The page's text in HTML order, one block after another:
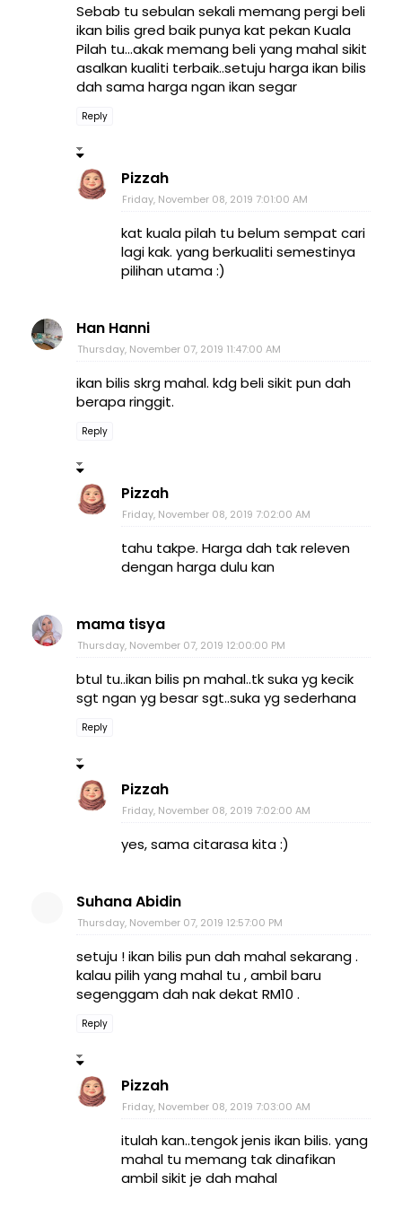
Sebab tu sebulan sekali memang pergi beli
ikan bilis gred baik punya kat pekan Kuala
Pilah tu...akak memang beli yang mahal sikit
asalkan kualiti terbaik..setuju harga ikan bilis
dah sama harga ngan ikan segar
Reply
Pizzah
Friday, November 08, 2019 7:01:00 AM
kat kuala pilah tu belum sempat cari
lagi kak. yang berkualiti semestinya
pilihan utama :)
Han Hanni
Thursday, November 07, 2019 11:47:00 AM
ikan bilis skrg mahal. kdg beli sikit pun dah
berapa ringgit.
Reply
Pizzah
Friday, November 08, 2019 7:02:00 AM
tahu takpe. Harga dah tak releven
dengan harga dulu kan
mama tisya
Thursday, November 07, 2019 12:00:00 PM
btul tu..ikan bilis pn mahal..tk suka yg kecik
sgt ngan yg besar sgt..suka yg sederhana
Reply
Pizzah
Friday, November 08, 2019 7:02:00 AM
yes, sama citarasa kita :)
Suhana Abidin
Thursday, November 07, 2019 12:57:00 PM
setuju ! ikan bilis pun dah mahal sekarang .
kalau pilih yang mahal tu , ambil baru
segenggam dah nak dekat RM10 .
Reply
Pizzah
Friday, November 08, 2019 7:03:00 AM
itulah kan..tengok jenis ikan bilis. yang
mahal tu memang tak dinafikan
ambil sikit je dah mahal